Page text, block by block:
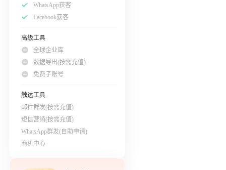
WhatsApp获客
Facebook获客
高级工具
全球企业库
数据导出(按需充值)
免费子账号
触达工具
邮件群发(按需充值)
短信营销(按需充值)
WhatsApp群发(自助申请)
商机中心